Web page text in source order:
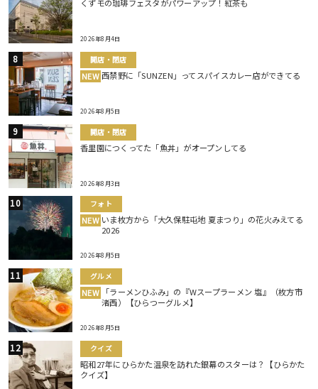
くずモの珈琲フェスタがパワーアップ！紅茶も
2026年8月4日
開店・閉店
NEW 西禁野に「SUNZEN」ってスパイスカレー店ができてる
2026年8月5日
開店・閉店
香里園につくってた「魚丼」がオープンしてる
2026年8月3日
フォト
NEW いま枚方から「大久保駐屯地 夏まつり」の花火みえてる
2026
2026年8月5日
グルメ
NEW
「ラーメンひふみ」の『Wスープラーメン 塩』（枚方市
渚西）【ひらつーグルメ】
2026年8月5日
クイズ
昭和27年にひらかた温泉を訪れた銀幕のスターは？【ひらかた
クイズ】